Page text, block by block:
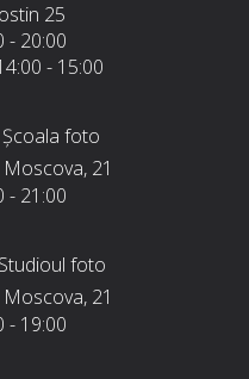
25
- 20:00
- 15:00
Școala foto
Moscova, 21
- 21:00
Studioul foto
Moscova, 21
- 19:00